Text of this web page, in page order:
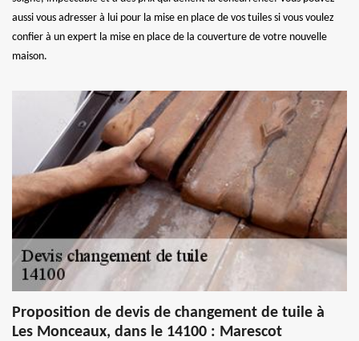
aussi vous adresser à lui pour la mise en place de vos tuiles si vous voulez
confier à un expert la mise en place de la couverture de votre nouvelle
maison.
Proposition de devis de changement de tuile à
Les Monceaux, dans le 14100 : Marescot